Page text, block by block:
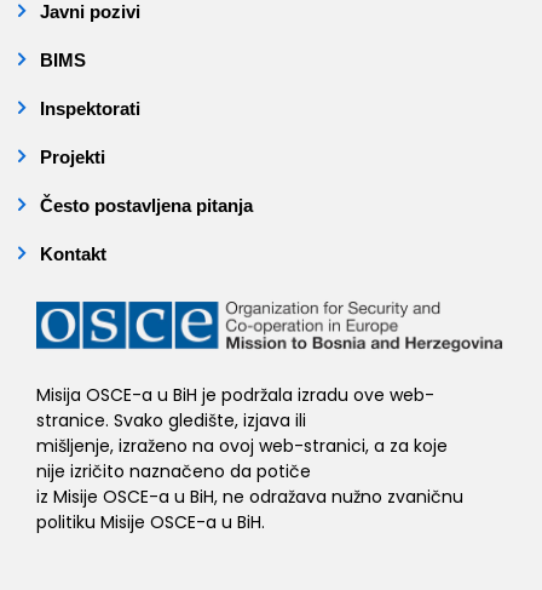
Javni pozivi
BIMS
Inspektorati
Projekti
Često postavljena pitanja
Kontakt
Misija OSCE-a u BiH je podržala izradu ove web-
stranice. Svako gledište, izjava ili
mišljenje, izraženo na ovoj web-stranici, a za koje
nije izričito naznačeno da potiče
iz Misije OSCE-a u BiH, ne odražava nužno zvaničnu
politiku Misije OSCE-a u BiH.